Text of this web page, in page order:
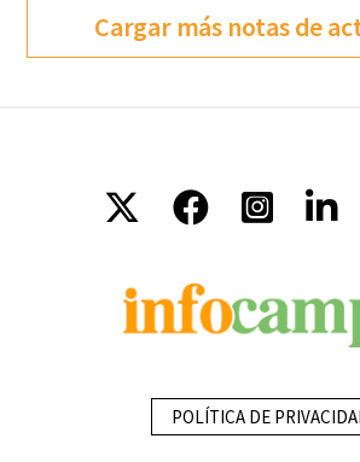
Cargar más notas de
POLÍTICA DE